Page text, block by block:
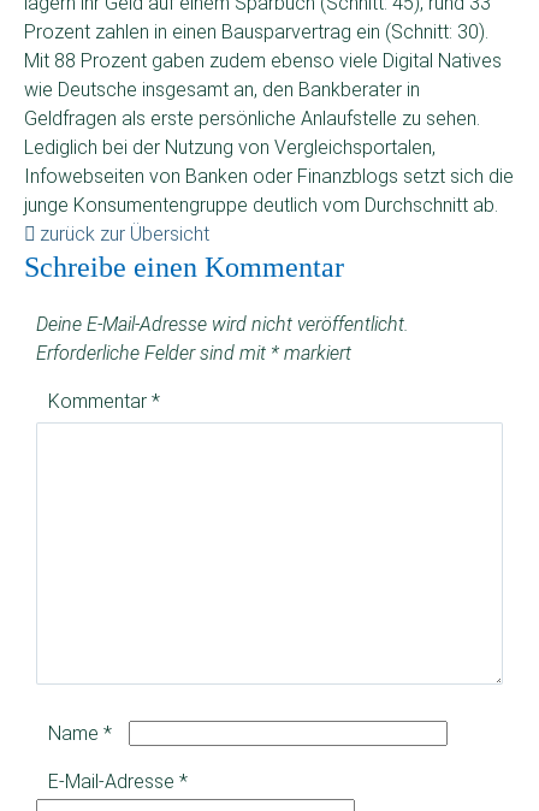
Prozent zahlen in einen Bausparvertrag ein (Schnitt: 30).
Mit 88 Prozent gaben zudem ebenso viele Digital Natives
wie Deutsche insgesamt an, den Bankberater in
Geldfragen als erste persönliche Anlaufstelle zu sehen.
Lediglich bei der Nutzung von Vergleichsportalen,
Infowebseiten von Banken oder Finanzblogs setzt sich die
junge Konsumentengruppe deutlich vom Durchschnitt ab.
zurück zur Übersicht
Schreibe einen Kommentar
Deine E-Mail-Adresse wird nicht veröffentlicht.
Erforderliche Felder sind mit * markiert
Kommentar *
Name *
E-Mail-Adresse *